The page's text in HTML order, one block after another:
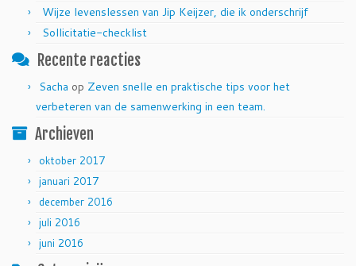
Wijze levenslessen van Jip Keijzer, die ik onderschrijf
Sollicitatie-checklist
Recente reacties
Sacha op Zeven snelle en praktische tips voor het
verbeteren van de samenwerking in een team.
Archieven
oktober 2017
januari 2017
december 2016
juli 2016
juni 2016